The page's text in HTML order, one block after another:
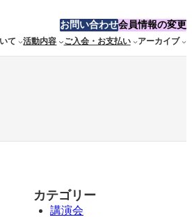
お問い合わせ会員情報の変更
て 活動内容 ご入会・お支払い アーカイブ
カテゴリー
講演会